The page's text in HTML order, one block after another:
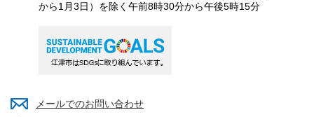
から1月3日）を除く午前8時30分から午後5時15分
メールでのお問い合わせ